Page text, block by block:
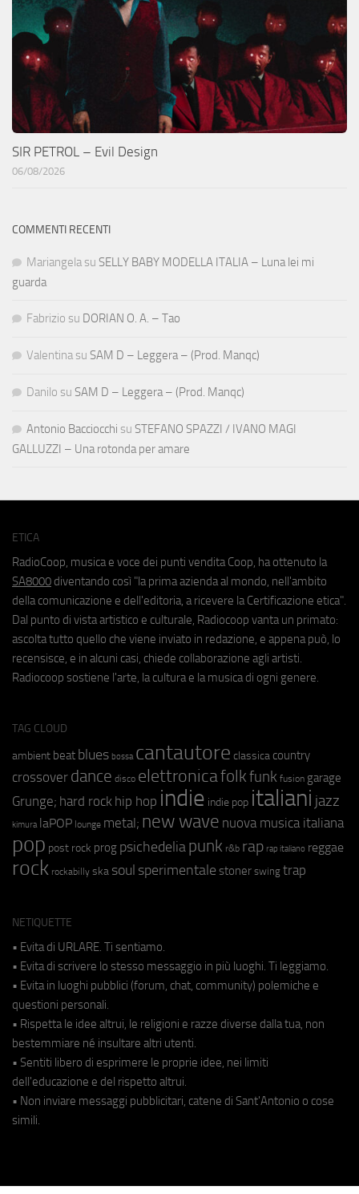
SIR PETROL – Evil Design
06/08/2026
COMMENTI RECENTI
Mariangela su SELLY BABY MODELLA ITALIA – Luna lei mi
guarda
Fabrizio su DORIAN O. A. – Tao
Valentina su SAM D – Leggera – (Prod. Manqc)
Danilo su SAM D – Leggera – (Prod. Manqc)
Antonio Bacciocchi su STEFANO SPAZZI / IVANO MAGI
GALLUZZI – Una rotonda per amare
ETICA
RadioCoop, musica e voce dei punti vendita Coop, ha ottenuto la
SA8000 diventando così "la prima azienda al mondo, nell'ambito
della comunicazione e dell'editoria, a ricevere la Certificazione etica".
Dal punto di vista artistico e culturale, Radiocoop vanta un primato:
ascolta tutto quello che viene inviato in redazione, e appena può, lo
recensisce, e in alcuni casi, chiede collaborazione agli artisti.
Radiocoop sostiene l'arte, la cultura e la musica di ogni genere.
TAG CLOUD
ambient beat blues bossa cantautore classica country
crossover dance disco elettronicafolkfunk fusion garage
Grunge; hard rock hip hop indie indie pop italiani jazz
kimura laPOP lounge metal; new wave nuova musica italiana
pop post rock prog psichedeliapunk r&b rap rap italiano reggae
rock rockabilly ska soul sperimentale stoner swing trap
NETIQUETTE
• Evita di URLARE. Ti sentiamo.
• Evita di scrivere lo stesso messaggio in più luoghi. Ti leggiamo.
• Evita in luoghi pubblici (forum, chat, community) polemiche e
questioni personali.
• Rispetta le idee altrui, le religioni e razze diverse dalla tua, non
bestemmiare né insultare altri utenti.
• Sentiti libero di esprimere le proprie idee, nei limiti
dell'educazione e del rispetto altrui.
• Non inviare messaggi pubblicitari, catene di Sant'Antonio o cose
simili.